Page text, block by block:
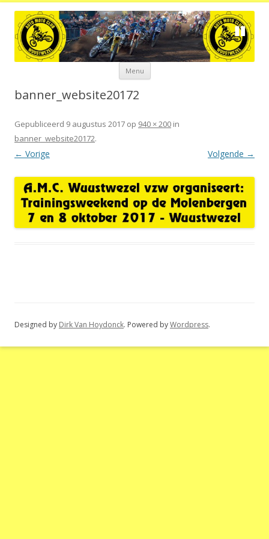
Menu Spring
de
banner_website20172
Gepubliceerd 9 augustus 2017 op 940 × 200 in
banner_website20172.
← Vorige Volgende →
Designed by Dirk Van Hoydonck. Powered byWordpress.